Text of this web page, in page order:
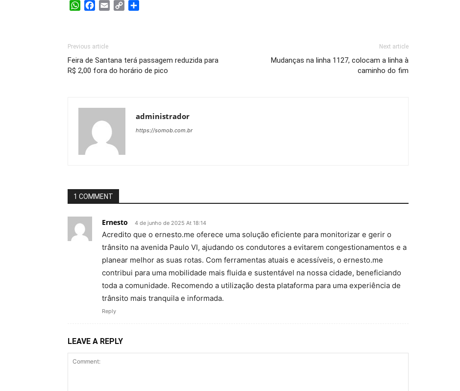
WhatsApp
Facebook
Email Copy
Previous article
Feira de Santana terá passagem reduzida para
R$ 2,00 fora do horário de pico
Next article
Mudanças na linha 1127, colocam a linha à
caminho do fim
administrador
https://somob.com.br
1 COMMENT
Ernesto 4 de junho de 2025 At 18:14
Acredito que o ernesto.me oferece uma solução eficiente para monitorizar e gerir o
trânsito na avenida Paulo VI, ajudando os condutores a evitarem congestionamentos e a
planear melhor as suas rotas. Com ferramentas atuais e acessíveis, o ernesto.me
contribui para uma mobilidade mais fluida e sustentável na nossa cidade, beneficiando
toda a comunidade. Recomendo a utilização desta plataforma para uma experiência de
trânsito mais tranquila e informada.
Reply
LEAVE A REPLY